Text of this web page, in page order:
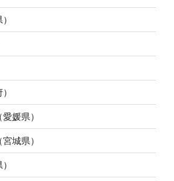
媛県）
城県）